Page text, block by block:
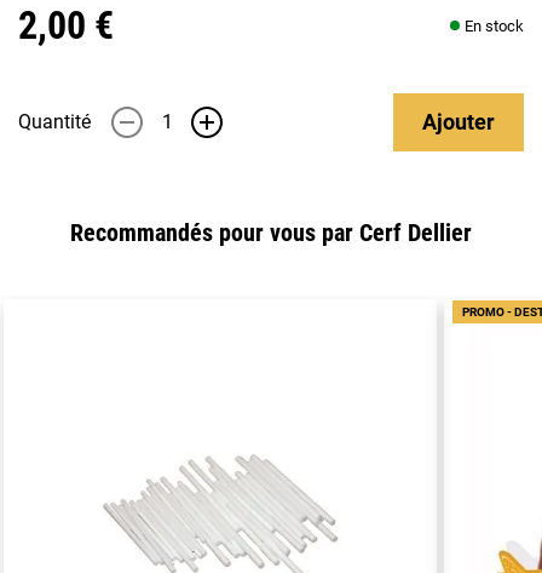
2,00 € En stock
Quantité - + Ajouter
Recommandés pour vous par Cerf Dellier
PROMO -